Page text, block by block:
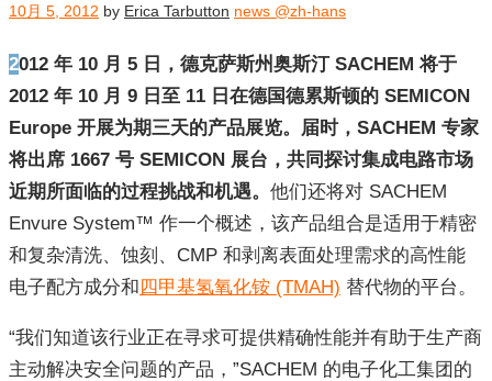
10月 5, 2012 by Erica Tarbutton news @zh-hans
2012 年 10 月 5 日，德克萨斯州奥斯汀SACHEM将于
2012 年 10 月 9 日至 11 日在德国德累斯顿的 SEMICON
Europe 开展为期三天的产品展览。届时， SACHEM 专家
将出席 1667 号 SEMICON 展台，共同探讨集成电路市场
近期所面临的过程挑战和机遇。 他们还将对 SACHEM
Envure System™ 作一个概述，该产品组合是适用于精密
和复杂清洗、蚀刻、CMP 和剥离表面处理需求的高性能
电子配方成分和四甲基氢氧化铵 (TMAH) 替代物的平台。
“我们知道该行业正在寻求可提供精确性能并有助于生产商
主动解决安全问题的产品，”SACHEM 的电子化工集团的